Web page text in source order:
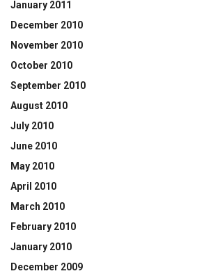
January 2011
December 2010
November 2010
October 2010
September 2010
August 2010
July 2010
June 2010
May 2010
April 2010
March 2010
February 2010
January 2010
December 2009